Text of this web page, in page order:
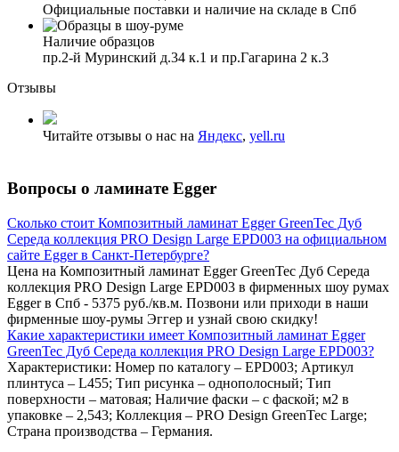
Официальные поставки и наличие на складе в Спб
Наличие образцов
пр.2-й Муринский д.34 к.1 и пр.Гагарина 2 к.3
Отзывы
Читайте отзывы о нас на Яндекс, yell.ru
Вопросы о ламинате Egger
Сколько стоит Композитный ламинат Egger GreenTec Дуб
Середа коллекция PRO Design Large EPD003 на официальном
сайте Egger в Санкт-Петербурге?
Цена на Композитный ламинат Egger GreenTec Дуб Середа
коллекция PRO Design Large EPD003 в фирменных шоу румах
Egger в Спб - 5375 руб./кв.м. Позвони или приходи в наши
фирменные шоу-румы Эггер и узнай свою скидку!
Какие характеристики имеет Композитный ламинат Egger
GreenTec Дуб Середа коллекция PRO Design Large EPD003?
Характеристики: Номер по каталогу – EPD003; Артикул
плинтуса – L455; Тип рисунка – однополосный; Тип
поверхности – матовая; Наличие фаски – с фаской; м2 в
упаковке – 2,543; Коллекция – PRO Design GreenTec Large;
Страна производства – Германия.